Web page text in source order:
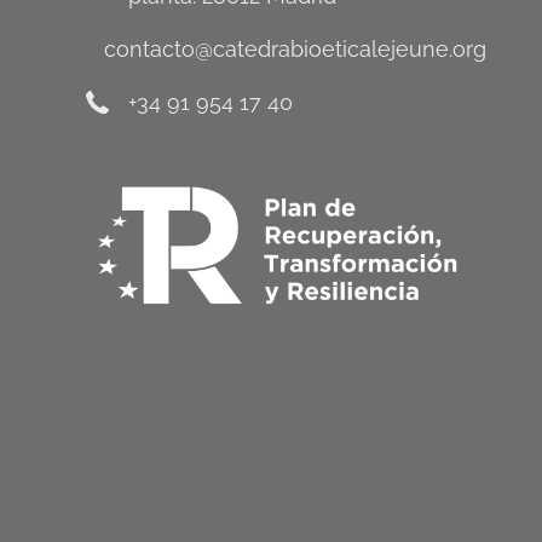
contacto@catedrabioeticalejeune.org
+34 91 954 17 40